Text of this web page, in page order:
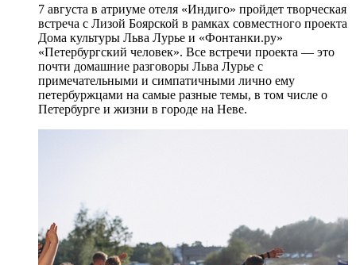
7 августа в атриуме отеля «Индиго» пройдет творческая
встреча с Лизой Боярской в рамках совместного проекта
Дома культуры Льва Лурье и «Фонтанки.ру»
«Петербургский человек». Все встречи проекта — это
почти домашние разговоры Льва Лурье с
примечательными и симпатичными лично ему
петербуржцами на самые разные темы, в том числе о
Петербурге и жизни в городе на Неве.